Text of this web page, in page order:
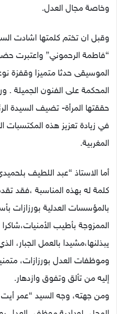
وخاصة مجال العدل.
وقبل ان تختم كلمتها اشادت
“فاطمة الرحموني” واعتبرت
الموسيقى حدثا متميزا وقفزة
المحكمة على الفنون الجميلة .
حققتها المرأة- تضيف السيدة
في زيادة تعزيز هذه المكتسبات
المغربية.
أما الاستاذ “عبد اللطيف
كلمة له بهذه المناسبة ،فقد
بالمؤسسات العدلية بورزازات
الممزوجة بأطيب
يبذلنها،مشيدا بالعمل الجبار،
وموظفات العدل بورزازات،
إليه من تألق وتفوق وازدهار.
ومن جهته، وجه السيد “عمر